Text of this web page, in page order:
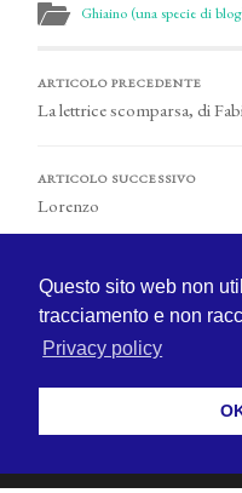
Ghiaino (una specie di
ARTICOLO PRECEDENTE
La lettrice scomparsa, di
ARTICOLO SUCCESSIVO
Lorenzo
© 2026
Questo sito web non
tracciamento e non
Privacy policy